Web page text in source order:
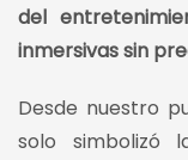
del
inmersivas sin
Desde nuestro
solo simbolizó